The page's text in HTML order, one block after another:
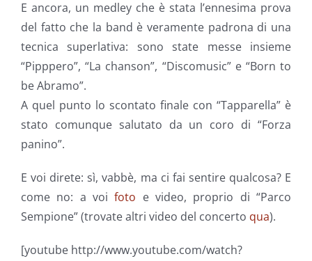
E ancora, un medley che è stata l’ennesima prova
del fatto che la band è veramente padrona di una
tecnica superlativa: sono state messe insieme
“Pipppero”, “La chanson”, “Discomusic” e “Born to
be Abramo”.
A quel punto lo scontato finale con “Tapparella” è
stato comunque salutato da un coro di “Forza
panino”.
E voi direte: sì, vabbè, ma ci fai sentire qualcosa? E
come no: a voifoto e video, proprio di “Parco
Sempione” (trovate altri video del concerto qua).
[youtube http://www.youtube.com/watch?